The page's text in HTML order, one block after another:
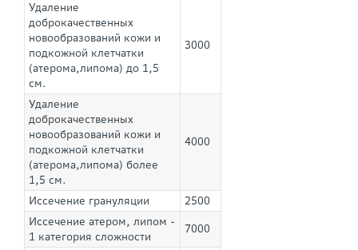
Удаление
доброкачественных
новообразований кожи и
подкожной клетчатки
(атерома,липома) до 1,5
см.
3000
Удаление
доброкачественных
новообразований кожи и
подкожной клетчатки
(атерома,липома) более
1,5 см.
4000
Иссечение грануляции
2500
Иссечение атером, липом -
1 категория сложности
7000